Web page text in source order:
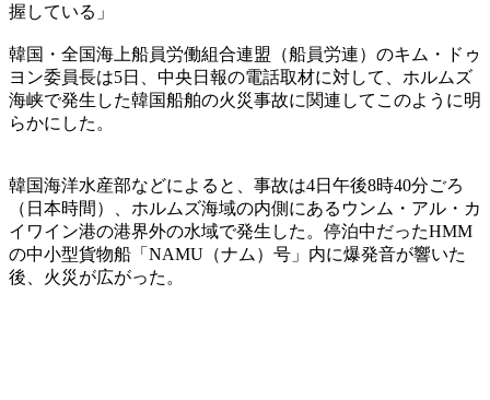
握している」
韓国・全国海上船員労働組合連盟（船員労連）のキム・ドゥ
ヨン委員長は5日、中央日報の電話取材に対して、ホルムズ
海峡で発生した韓国船舶の火災事故に関連してこのように明
らかにした。
韓国海洋水産部などによると、事故は4日午後8時40分ごろ
（日本時間）、ホルムズ海域の内側にあるウンム・アル・カ
イワイン港の港界外の水域で発生した。停泊中だったHMM
の中小型貨物船「NAMU（ナム）号」内に爆発音が響いた
後、火災が広がった。